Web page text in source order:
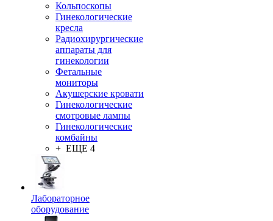
Кольпоскопы
Гинекологические
кресла
Радиохирургические
аппараты для
гинекологии
Фетальные
мониторы
Акушерские кровати
Гинекологические
смотровые лампы
Гинекологические
комбайны
+ ЕЩЕ 4
Лабораторное
оборудование